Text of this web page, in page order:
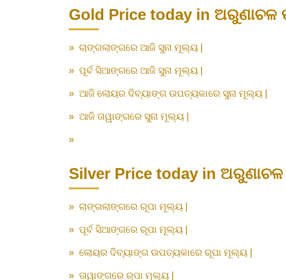
Gold Price today in
» ଚାଙ୍ଗଲାଙ୍ଗରେ ଆଜି ସୁନା ମୂଲ୍ୟ |
» ପୂର୍ବ ସିଆଙ୍ଗରେ ଆଜି ସୁନା ମୂଲ୍ୟ |
» ଆଜି ଲୋୟର ଦିବ୍ୟାଙ୍ଗ ଉପତ୍ୟକାରେ ସୁନା ମୂଲ୍ୟ |
» ଆଜି ତାୱାଙ୍ଗରେ ସୁନା ମୂଲ୍ୟ |
»
Silver Price today in
» ଚାଙ୍ଗଲାଙ୍ଗରେ ରୂପା ମୂଲ୍ୟ |
» ପୂର୍ବ ସିଆଙ୍ଗରେ ରୂପା ମୂଲ୍ୟ |
» ଲୋୟର ଦିବ୍ୟାଙ୍ଗ ଉପତ୍ୟକାରେ ରୂପା ମୂଲ୍ୟ |
» ତାୱାଙ୍ଗରେ ରୂପା ମୂଲ୍ୟ |